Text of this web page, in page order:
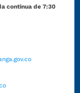
continua de 7:30